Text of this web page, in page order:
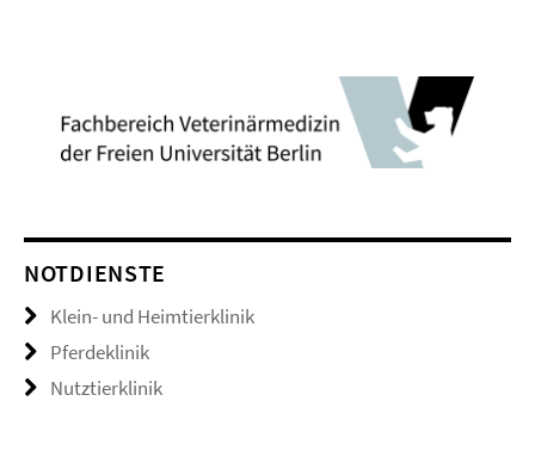
NOTDIENSTE
Klein- und Heimtierklinik
Pferdeklinik
Nutztierklinik